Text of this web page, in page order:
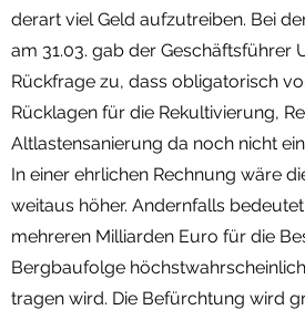
derart viel Geld aufzutreiben. Bei
am 31.03. gab der Geschäftsführer
Rückfrage zu, dass obligatorisch
Rücklagen für die Rekultivierung,
Altlastensanierung da noch nicht
In einer ehrlichen Rechnung wäre
weitaus höher. Andernfalls
mehreren Milliarden Euro für die
Bergbaufolge
tragen wird. Die Befürchtung wird